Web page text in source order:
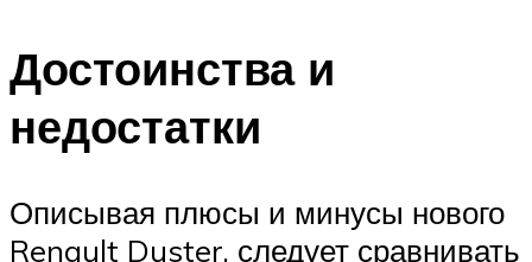
Достоинства и
недостатки
Описывая плюсы и минусы нового
Renault Duster, следует сравнивать